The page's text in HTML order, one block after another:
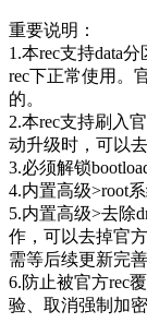
重要说明：
1.本rec支持data
rec下正常使用。
的。
2.本rec支持刷入
动升级时，可以
3.必须解锁
4.内置高级>root
5.内置高级>去除
作，可以去掉官
需等后续更新完
6.防止被官方rec
验、取消强制加密